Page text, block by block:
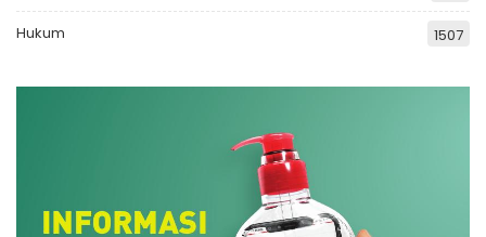
Hukum 1507